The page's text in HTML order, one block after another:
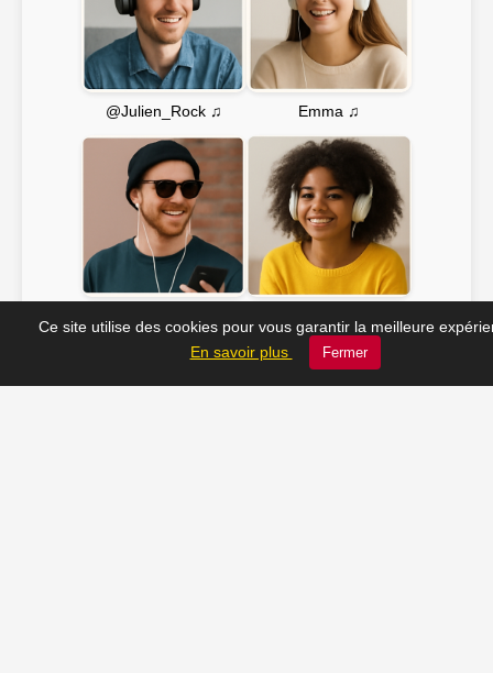
@Julien_Rock ♫ Emma ♫
📸 Tu veux apparaître ici ? Envoie-nous ta photo à
Ce site utilise des cookies pour vous garantir la meilleure
En savoir plus
Fermer